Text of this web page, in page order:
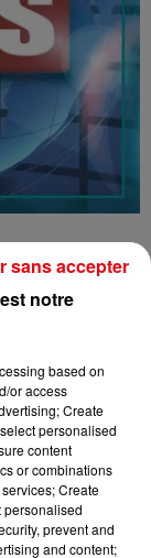
notre
based on
or access
Create
personalised
content
or combinations
Create
personalised
prevent and
and content;
sans accepter